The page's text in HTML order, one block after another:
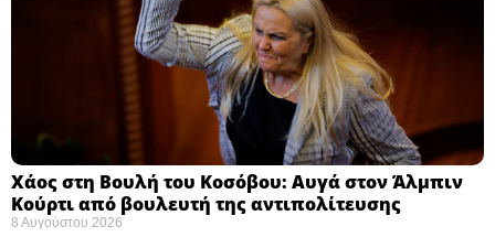
Χάος στη Βουλή του Κοσόβου: Αυγά στον Άλμπιν
Κούρτι από βουλευτή της αντιπολίτευσης
8 Αυγούστου 2026